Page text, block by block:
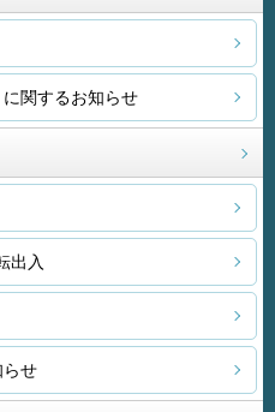
に関するお知らせ
出入
らせ